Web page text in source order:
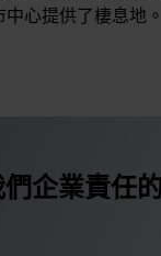
中心提供了棲息地。
企業責任